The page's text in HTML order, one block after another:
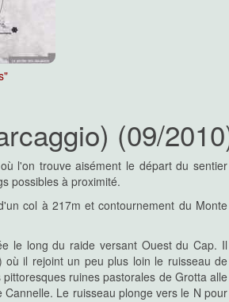
(09/
l'on trouve aisément le départ du sentier
possibles à proximité.
col à 217m et contournement du Monte
le long du raide versant Ouest du Cap. Il
il rejoint un peu plus loin le ruisseau de
ruines pastorales de Grotta alle
Cannelle. Le ruisseau plonge vers le N pour